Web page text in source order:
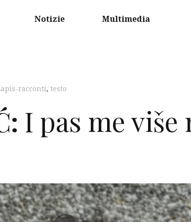
Notizie Multimedia
racconti, testo
: I pas me više